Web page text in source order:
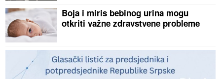
Boja i miris bebinog urina mogu
otkriti važne zdravstvene probleme